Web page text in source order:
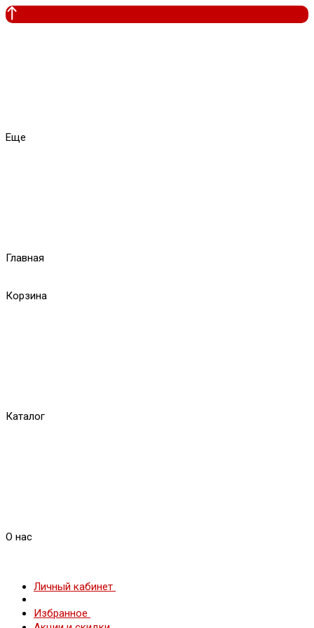
Еще
Главная
Корзина
Каталог
О нас
Личный кабинет
Избранное